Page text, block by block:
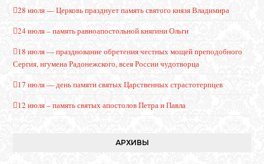
28 июля — Церковь празднует память святого князя Владимира
24 июля – память равноапостольной княгини Ольги
18 июля — празднование обретения честных мощей преподобного
Сергия, игумена Радонежского, всея России чудотворца
17 июля — день памяти святых Царственных страстотерпцев
12 июля – память святых апостолов Петра и Павла
АРХИВЫ